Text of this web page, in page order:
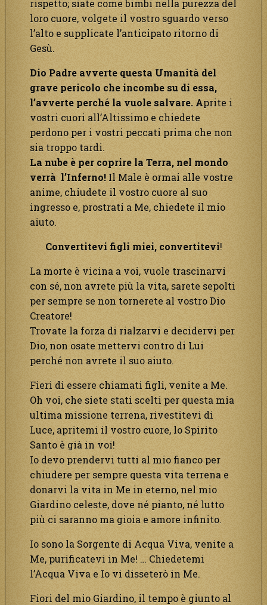
rispetto; siate come bimbi nella purezza del
loro cuore, volgete il vostro sguardo verso
l’alto e supplicate l’anticipato ritorno di
Gesù.
Dio Padre avverte questa Umanità del
grave pericolo che incombe su di essa,
l’avverte perché la vuole salvare. Aprite i
vostri cuori all’Altissimo e chiedete
perdono per i vostri peccati prima che non
sia troppo tardi.
La nube è per coprire la Terra, nel mondo
verrà l’Inferno! Il Male è ormai alle vostre
anime, chiudete il vostro cuore al suo
ingresso e, prostrati a Me, chiedete il mio
aiuto.
Convertitevi figli miei, convertitevi!
La morte è vicina a voi, vuole trascinarvi
con sé, non avrete più la vita, sarete sepolti
per sempre se non tornerete al vostro Dio
Creatore!
Trovate la forza di rialzarvi e decidervi per
Dio, non osate mettervi contro di Lui
perché non avrete il suo aiuto.
Fieri di essere chiamati figli, venite a Me.
Oh voi, che siete stati scelti per questa mia
ultima missione terrena, rivestitevi di
Luce, apritemi il vostro cuore, lo Spirito
Santo è già in voi!
Io devo prendervi tutti al mio fianco per
chiudere per sempre questa vita terrena e
donarvi la vita in Me in eterno, nel mio
Giardino celeste, dove né pianto, né lutto
più ci saranno ma gioia e amore infinito.
Io sono la Sorgente di Acqua Viva, venite a
Me, purificatevi in Me! … Chiedetemi
l’Acqua Viva e Io vi disseterò in Me.
Fiori del mio Giardino, il tempo è giunto al